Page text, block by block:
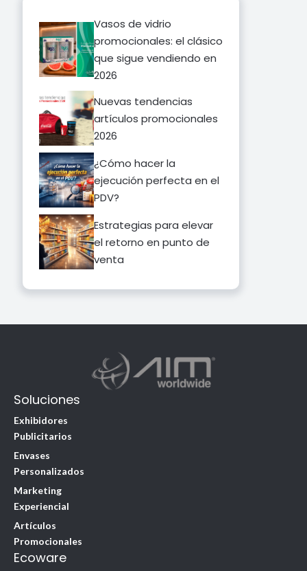
Vasos de vidrio
promocionales: el clásico
que sigue vendiendo en
2026
Nuevas tendencias
artículos promocionales
2026
¿Cómo hacer la
ejecución perfecta en el
PDV?
Estrategias para elevar
el retorno en punto de
venta
Soluciones
Exhibidores
Publicitarios
Envases
Personalizados
Marketing
Experiencial
Artículos
Promocionales
Ecoware